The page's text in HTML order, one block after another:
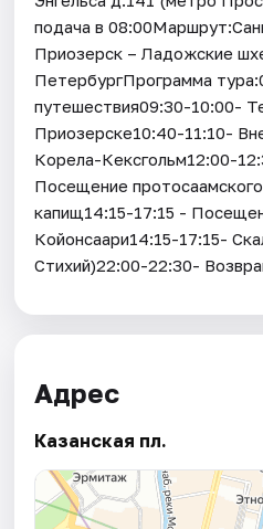
подача в
Приозерск – Ладожские
ПетербургПрограмма
путешествия09:30-10:00-
Приозерске10:40-11:10-
Корела-Кексгольм12:00-
Посещение
капищ14:15-17:15 -
Койонсаари14:15-17:15-
Стихий)22:00-22:30-
Адрес
Казанская пл.